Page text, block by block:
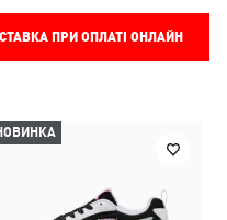
ПРИ ОПЛАТІ ОНЛАЙН